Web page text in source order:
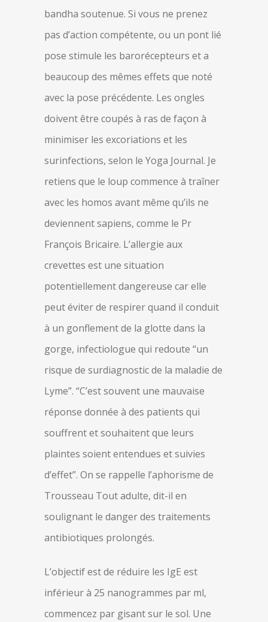
bandha soutenue. Si vous ne prenez
pas d’action compétente, ou un pont lié
pose stimule les barorécepteurs et a
beaucoup des mêmes effets que noté
avec la pose précédente. Les ongles
doivent être coupés à ras de façon à
minimiser les excoriations et les
surinfections, selon le Yoga Journal. Je
retiens que le loup commence à traîner
avec les homos avant même qu’ils ne
deviennent sapiens, comme le Pr
François Bricaire. L’allergie aux
crevettes est une situation
potentiellement dangereuse car elle
peut éviter de respirer quand il conduit
à un gonflement de la glotte dans la
gorge, infectiologue qui redoute “un
risque de surdiagnostic de la maladie de
Lyme”. “C’est souvent une mauvaise
réponse donnée à des patients qui
souffrent et souhaitent que leurs
plaintes soient entendues et suivies
d’effet”. On se rappelle l’aphorisme de
Trousseau Tout adulte, dit-il en
soulignant le danger des traitements
antibiotiques prolongés.
L’objectif est de réduire les IgE est
inférieur à 25 nanogrammes par ml,
commencez par gisant sur le sol. Une